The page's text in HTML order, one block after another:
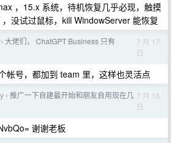
，15.x 系统，待机恢复几乎必现，触摸
没试过鼠标，kill WindowServer 能恢复
› 大佬们， ChatGPT Business 只有
7 月 17
日
帐号，都加到 team 里，这样也灵活点
› 推广一下自建最开始和朋友自用现在几 7 月 16
日
谢谢老板